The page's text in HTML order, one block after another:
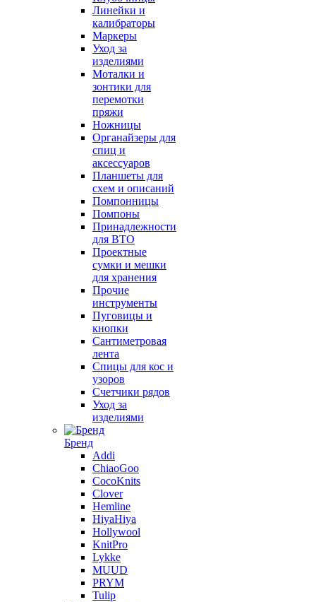
Линейки и
калибраторы
Маркеры
Уход за
изделиями
Моталки и
зонтики для
перемотки
пряжи
Ножницы
Органайзеры для
спиц и
аксессуаров
Планшеты для
схем и описаний
Помпонницы
Помпоны
Принадлежности
для ВТО
Проектные
сумки и мешки
для хранения
Прочие
инструменты
Пуговицы и
кнопки
Сантиметровая
лента
Спицы для кос и
узоров
Счетчики рядов
Уход за
изделиями
Бренд
Addi
ChiaoGoo
CocoKnits
Clover
Hemline
HiyaHiya
Hollywool
KnitPro
Lykke
MUUD
PRYM
Tulip